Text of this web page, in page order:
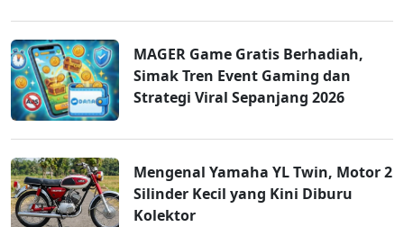
MAGER Game Gratis Berhadiah,
Simak Tren Event Gaming dan
Strategi Viral Sepanjang 2026
Mengenal Yamaha YL Twin, Motor 2
Silinder Kecil yang Kini Diburu
Kolektor